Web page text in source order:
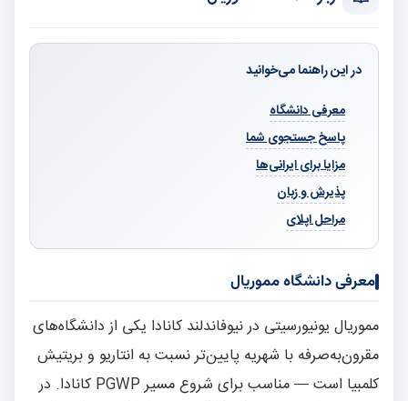
در این راهنما می‌خوانید
معرفی دانشگاه
پاسخ جستجوی شما
مزایا برای ایرانی‌ها
پذیرش و زبان
مراحل اپلای
معرفی دانشگاه مموریال
مموریال یونیورسیتی در نیوفاندلند کانادا یکی از دانشگاه‌های
مقرون‌به‌صرفه با شهریه پایین‌تر نسبت به انتاریو و بریتیش
کلمبیا است — مناسب برای شروع مسیر PGWP کانادا. در